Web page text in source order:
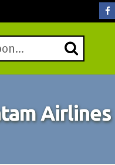
Airlines